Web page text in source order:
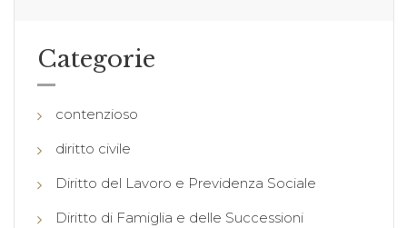
Categorie
contenzioso
diritto civile
Diritto del Lavoro e Previdenza Sociale
Diritto di Famiglia e delle Successioni